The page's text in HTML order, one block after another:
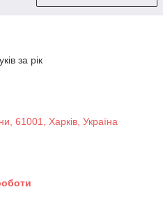
за рік
61001, Харків, Україна